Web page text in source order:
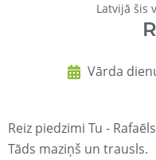
Latvijā šis
Vārda
Reiz piedzimi Tu -
Tāds maziņš un trausls.